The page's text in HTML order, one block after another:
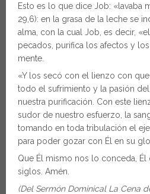
Esto es lo que dice Job: «lavaba
29,6): en la grasa de la leche se
alma, con la cual Job, es decir,
pecados, purifica los afectos y
mente.
«Y los secó con el lienzo con
todo el sufrimiento y la pasión
nuestra purificación. Con este
sudor de nuestro esfuerzo, la
tomando en toda tribulación el
para poder gozar con Él en su
Que Él mismo nos lo conceda,
siglos. Amén.
(Del Sermón Dominical La Cena